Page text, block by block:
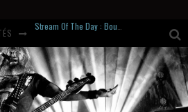
Russian Circles share « Empath » & « Eluvial » singles. Same Language. Different Damage.
Hardcore, Actually. Meet Cút Lộn
Introducing Newcomer : Gudewife